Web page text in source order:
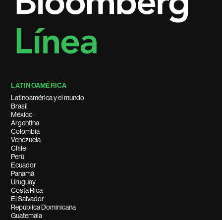
LATINOAMÉRICA
Latinoamérica y el mundo
Brasil
México
Argentina
Colombia
Venezuela
Chile
Perú
Ecuador
Panamá
Uruguay
Costa Rica
El Salvador
República Dominicana
Guatemala